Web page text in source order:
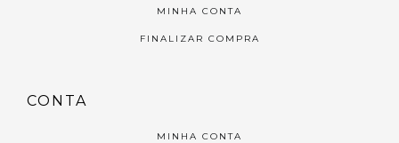
MINHA CONTA
FINALIZAR COMPRA
CONTA
MINHA CONTA